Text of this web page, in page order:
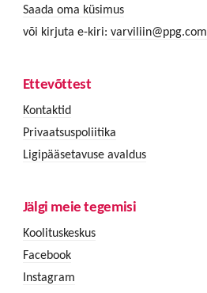
Saada oma küsimus
või kirjuta e-kiri: varviliin@ppg.com
Ettevõttest
Kontaktid
Privaatsuspoliitika
Ligipääsetavuse avaldus
Jälgi meie tegemisi
Koolituskeskus
Facebook
Instagram